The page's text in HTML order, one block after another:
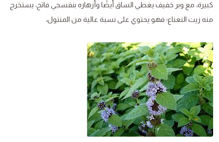
كبيرة، مع وبر خفيف يغطي الساق أيضًا وأزهاره بنفسجي فاتح، يستخرج
منه زيت النعناع؛ فهو يحتوي على نسبة عالية من المنتول،